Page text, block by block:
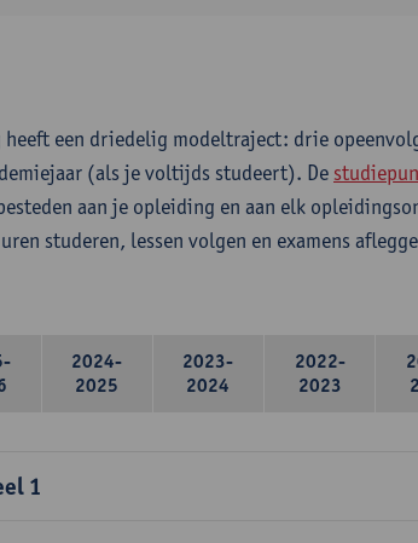
een driedelig modeltraject: drie
(als je voltijds studeert). De
aan je opleiding en aan elk
studeren, lessen volgen en examens
2024-
2025
2023-
2024
2022-
2023
1